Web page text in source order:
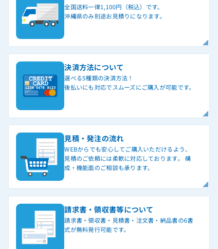
全国送料一律1,100円（税込）です。
沖縄県のみ別途お見積りになります。
決済方法について
選べる5種類の決済方法！
後払いにも対応でスムーズにご購入が可能です。
見積・発注の流れ
WEBからでも安心してご購入いただけるよう、
見積のご依頼には柔軟に対応しております。 構
成・機能面のご相談も承ります。
請求書・領収書等について
請求書・領収書・見積書・注文書・納品書の6書
式が無料発行可能です。